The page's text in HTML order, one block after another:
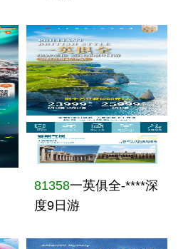
81358一英俱全-****深
度9日游